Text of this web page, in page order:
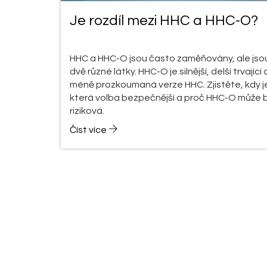
Je rozdíl mezi HHC a HHC-O?
HHC a HHC-O jsou často zaměňovány, ale
dvě různé látky. HHC-O je silnější, delší trvající
méně prozkoumaná verze HHC. Zjistěte, kdy
která volba bezpečnější a proč HHC-O může
riziková.
Číst více